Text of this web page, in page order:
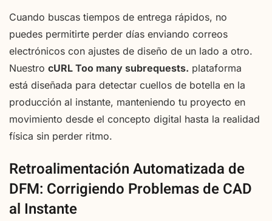
Cuando buscas tiempos de entrega rápidos, no
puedes permitirte perder días enviando correos
electrónicos con ajustes de diseño de un lado a otro.
Nuestro cURL Too many subrequests. plataforma
está diseñada para detectar cuellos de botella en la
producción al instante, manteniendo tu proyecto en
movimiento desde el concepto digital hasta la realidad
física sin perder ritmo.
Retroalimentación Automatizada de
DFM: Corrigiendo Problemas de CAD
al Instante